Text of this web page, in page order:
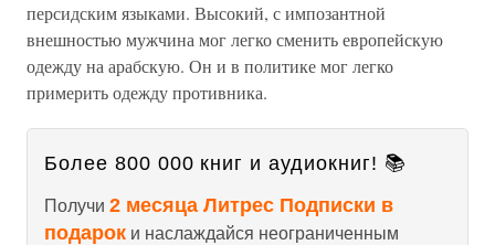
персидским языками. Высокий, с импозантной
внешностью мужчина мог легко сменить европейскую
одежду на арабскую. Он и в политике мог легко
примерить одежду противника.
Более 800 000 книг и аудиокниг! 📚
Получи 2 месяца Литрес Подписки в
подарок и наслаждайся неограниченным